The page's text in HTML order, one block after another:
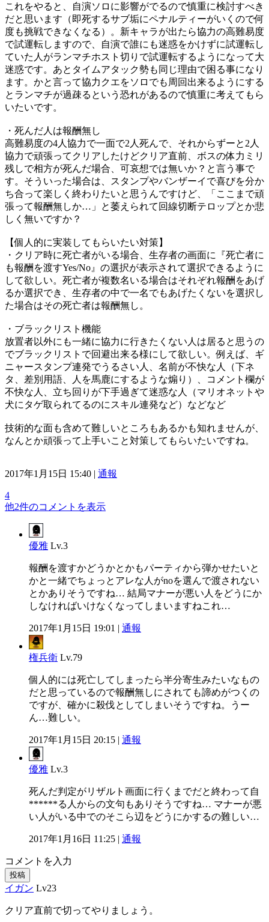
これをやると、自演ソロに影響がでるので慎重に検討すべき
だと思います（即死するサブ垢にペナルティーがいくので何
度も挑戦できなくなる）。新キャラが出たら協力の高難易度
で試運転しますので、自演で誰にも迷惑をかけずに試運転し
ていた人がランマチホスト切りで試運転するようになって大
迷惑です。あとタイムアタック勢も同じ理由で困る事になり
ます。かと言って協力クエをソロでも周回出来るようにする
とランマチが過疎るという恐れがあるので慎重に考えてもら
いたいです。
・死んだ人は報酬無し
高難易度の4人協力で一面で2人死んで、それからずーと2人
協力で頑張ってクリアしたけどクリア直前、ボスの体力ミリ
残しで相方が死んだ場合、可哀想では無いか？と言う事で
す。そういった場合は、スタンプやバンザーイで喜びを分か
ち合って楽しく終わりたいと思うんですけど、「ここまで頑
張って報酬無しか…」と萎えられて回線切断テロップとか悲
しく無いですか？
【個人的に実装してもらいたい対策】
・クリア時に死亡者がいる場合、生存者の画面に『死亡者に
も報酬を渡すYes/No』の選択が表示されて選択できるように
して欲しい。死亡者が複数名いる場合はそれぞれ報酬をあげ
るか選択でき、生存者の中で一名でもあげたくないを選択し
た場合はその死亡者は報酬無し。
・ブラックリスト機能
放置者以外にも一緒に協力に行きたくない人は居ると思うの
でブラックリストで回避出来る様にして欲しい。例えば、ギ
ニャースタンプ連発でうるさい人、名前が不快な人（下ネ
タ、差別用語、人を馬鹿にするような煽り）、コメント欄が
不快な人、立ち回りが下手過ぎて迷惑な人（マリオネットや
犬にタゲ取られてるのにスキル連発など）などなど
技術的な面も含めて難しいところもあるかも知れませんが、
なんとか頑張って上手いこと対策してもらいたいですね。
2017年1月15日 15:40 | 通報
4
他2件のコメントを表示
優雅 Lv.3
報酬を渡すかどうかとかもパーティから弾かせたいと
かと一緒でちょっとアレな人がnoを選んで渡されない
とかありそうですね… 結局マナーが悪い人をどうにか
しなければいけなくなってしまいますねこれ…
2017年1月15日 19:01 | 通報
権兵衛 Lv.79
個人的には死亡してしまったら半分寄生みたいなもの
だと思っているので報酬無しにされても諦めがつくの
ですが、確かに殺伐としてしまいそうですね。うー
ん…難しい。
2017年1月15日 20:15 | 通報
優雅 Lv.3
死んだ判定がリザルト画面に行くまでだと終わって自
******る人からの文句もありそうですね… マナーが悪
い人がいる中でのそこら辺をどうにかするの難しい…
2017年1月16日 11:25 | 通報
コメントを入力
投稿
イガン Lv23
クリア直前で切ってやりましょう。